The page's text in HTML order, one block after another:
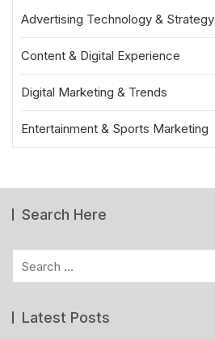
Advertising Technology & Strategy
Content & Digital Experience
Digital Marketing & Trends
Entertainment & Sports Marketing
Search Here
Latest Posts